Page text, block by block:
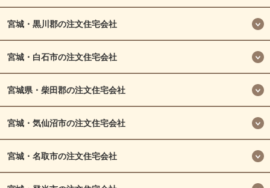
宮城・黒川郡の注文住宅会社
宮城・白石市の注文住宅会社
宮城県・柴田郡の注文住宅会社
宮城・気仙沼市の注文住宅会社
宮城・名取市の注文住宅会社